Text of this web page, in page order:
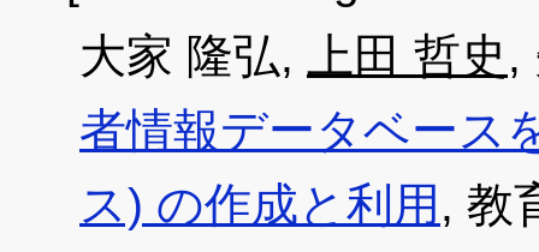
大家 隆弘,
上田 哲史 ,
者情報データベース
ス) の作成と利用 , 教